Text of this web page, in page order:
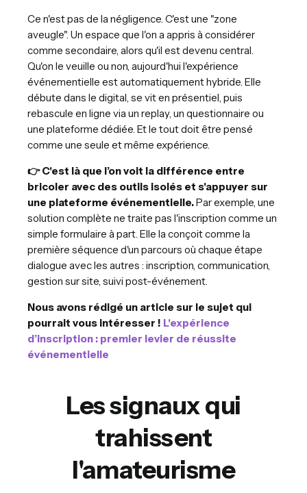
Ce n'est pas de la négligence. C'est une "zone
aveugle". Un espace que l'on a appris à considérer
comme secondaire, alors qu'il est devenu central.
Qu'on le veuille ou non, aujourd'hui l'expérience
événementielle est automatiquement hybride. Elle
débute dans le digital, se vit en présentiel, puis
rebascule en ligne via un replay, un questionnaire ou
une plateforme dédiée. Et le tout doit être pensé
comme une seule et même expérience.
👉 C'est là que l’on voit la différence entre
bricoler avec des outils isolés et s'appuyer sur
une plateforme événementielle.Par exemple, une
solution complète ne traite pas l'inscription comme un
simple formulaire à part. Elle la conçoit comme la
première séquence d'un parcours où chaque étape
dialogue avec les autres : inscription, communication,
gestion sur site, suivi post-événement.
Nous avons rédigé un article sur le sujet qui
pourrait vous intéresser ! L'expérience
d’inscription : premier levier de réussite
événementielle
Les signaux qui
trahissent
l'amateurisme